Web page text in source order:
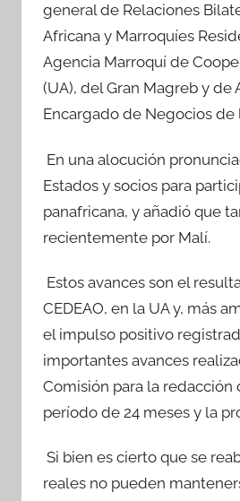
general de Relaciones
Africana y Marroquíes
Agencia Marroquí de
(UA), del Gran Magreb y
Encargado de Negocios de
En una alocución
Estados y socios para
panafricana, y añadió que
recientemente por Malí.
Estos avances son el
CEDEAO, en la UA y, más
el impulso positivo
importantes avances
Comisión para la
período de 24 meses y la
Si bien es cierto que se
reales no pueden